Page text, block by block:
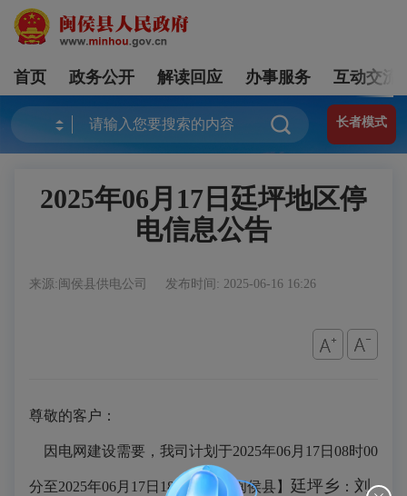
首页 政务公开 解读回应 办事服务 互动交流
长者模式
2025年06月17日廷坪地区停
电信息公告
来源:闽侯县供电公司 发布时间: 2025-06-16 16:26
尊敬的客户：
因电网建设需要，我司计划于2025年06月17日08时00
分至2025年06月17日18时00分【闽侯县】 廷坪乡 ： 刘